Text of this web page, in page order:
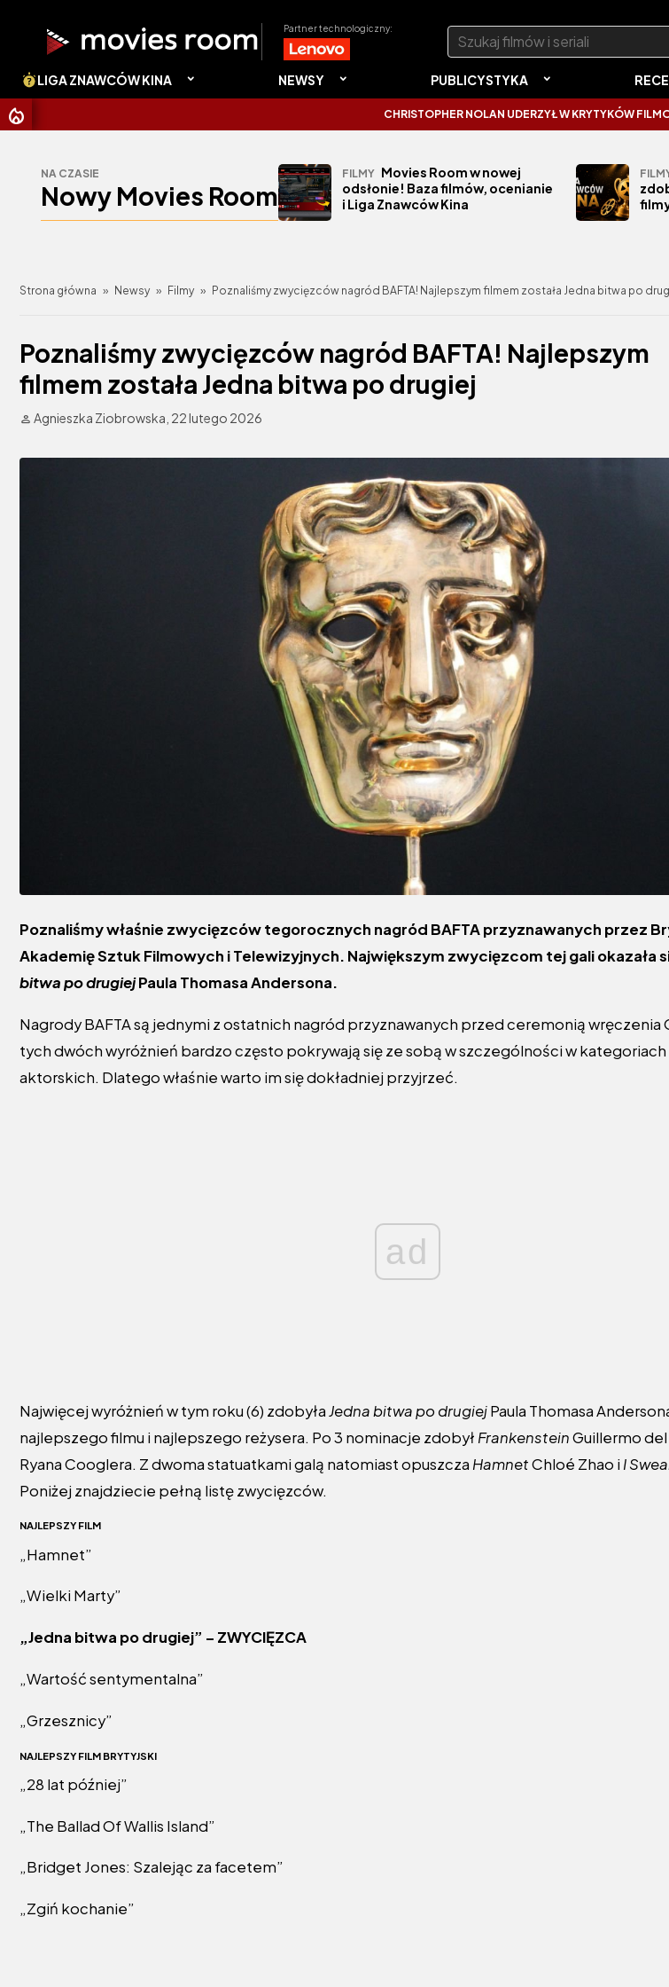
Partner technologiczny: Szukaj:
LIGA ZNAWCÓW KINA NEWSY PUBLICYSTYKA
CHRISTOPHER NOLAN UDERZYŁ W KRYTYKÓW FILMOWYCH.
NA CZASIE
Nowy Movies Room
FILMY Movies Room w nowej
odsłonie! Baza filmów, ocenianie
i Liga Znawców Kina
Strona główna » Newsy » Filmy » Poznaliśmy zwycięzców nagród BAFTA! Najlepszym filmem została Jedna bitwa po
Poznaliśmy zwycięzców nagród BAFTA! Najlepszym
filmem została Jedna bitwa po drugiej
Agnieszka Ziobrowska, 22 lutego 2026
Poznaliśmy właśnie zwycięzców tegorocznych nagród BAFTA przyznawanych przez
Akademię Sztuk Filmowych i Telewizyjnych. Największym zwycięzcom tej gali okazała
bitwa po drugiejPaula Thomasa Andersona.
Nagrody BAFTA są jednymi z ostatnich nagród przyznawanych przed ceremonią wręczenia
tych dwóch wyróżnień bardzo często pokrywają się ze sobą w szczególności w
aktorskich. Dlatego właśnie warto im się dokładniej przyjrzeć.
ad
Najwięcej wyróżnień w tym roku (6) zdobyłaJedna bitwa po drugiejPaula Thomasa
najlepszego filmu i najlepszego reżysera. Po 3 nominacje zdobył FrankensteinGuillermo del
Ryana Cooglera. Z dwoma statuatkami galą natomiast opuszcza HamnetChloé Zhao i I
Poniżej znajdziecie pełną listę zwycięzców.
NAJLEPSZY FILM
„Hamnet”
„Wielki Marty”
„Jedna bitwa po drugiej” – ZWYCIĘZCA
„Wartość sentymentalna”
„Grzesznicy”
NAJLEPSZY FILM BRYTYJSKI
„28 lat później”
„The Ballad Of Wallis Island”
„Bridget Jones: Szalejąc za facetem”
„Zgiń kochanie”